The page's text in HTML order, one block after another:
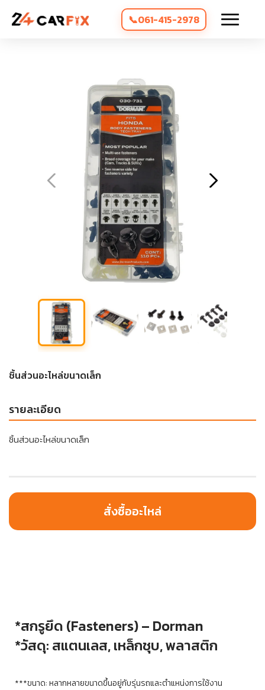
061-415-2978
ชิ้นส่วนอะไหล่ขนาดเล็ก
รายละเอียด
ชิ้นส่วนอะไหล่ขนาดเล็ก
สั่งซื้ออะไหล่
*สกรูยึด (Fasteners) – Dorman
*วัสดุ: สแตนเลส, เหล็กชุบ, พลาสติก
***ขนาด: หลากหลายขนาดขึ้นอยู่กับรุ่นรถและตำแหน่งการใช้งาน